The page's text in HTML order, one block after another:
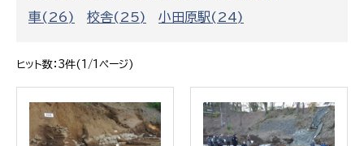
車(26)
校舎(25) 小田原駅(24)
ヒット数：3件(1/1ページ)